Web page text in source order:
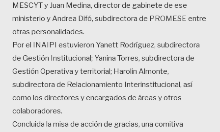
MESCYT y Juan Medina, director de gabinete de ese
ministerio y Andrea Difó, subdirectora de PROMESE entre
otras personalidades.
Por el INAIPI estuvieron Yanett Rodríguez, subdirectora
de Gestión Institucional; Yanina Torres, subdirectora de
Gestión Operativa y territorial; Harolin Almonte,
subdirectora de Relacionamiento Interinstitucional, así
como los directores y encargados de áreas y otros
colaboradores.
Concluida la misa de acción de gracias, una comitiva